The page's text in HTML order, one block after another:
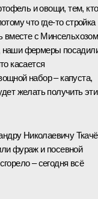
и овощи, тем, кто
что где‑то стройка
вместе с Минсельхозом
наши фермеры
касается
набор – капуста,
желать получить эти
Николаевичу
фураж и посевной
– сегодня всё